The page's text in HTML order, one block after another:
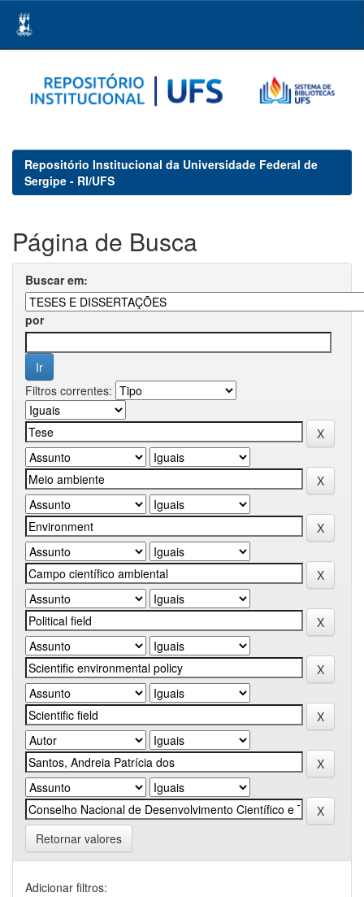
navigation
Repositório Institucional da Universidade Federal de
Sergipe - RI/UFS
Página de Busca
Buscar em:
por
Filtros correntes:
Retornar valores
Adicionar filtros: